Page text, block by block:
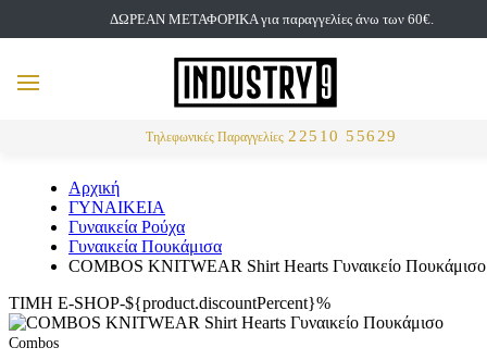
ΔΩΡΕΑΝ ΜΕΤΑΦΟΡΙΚΑ για παραγγελίες άνω των 60€.
Τηλεφωνικές Παραγγελίες 22510 55629
MENU
Αρχική
ΓΥΝΑΙΚΕΙΑ
Γυναικεία Ρούχα
Γυναικεία Πουκάμισα
COMBOS KNITWEAR Shirt Hearts Γυναικείο Πουκάμισο
ΤΙΜΗ E-SHOP-${product.discountPercent}%
Combos